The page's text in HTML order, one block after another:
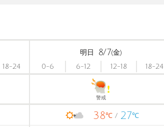
18-24
明日 8/7(金)
0-6
6-12 12-18 18-24
警戒
38℃ 27℃